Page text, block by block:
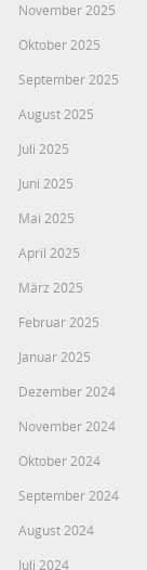
November 2025
Oktober 2025
September 2025
August 2025
Juli 2025
Juni 2025
Mai 2025
April 2025
März 2025
Februar 2025
Januar 2025
Dezember 2024
November 2024
Oktober 2024
September 2024
August 2024
Juli 2024